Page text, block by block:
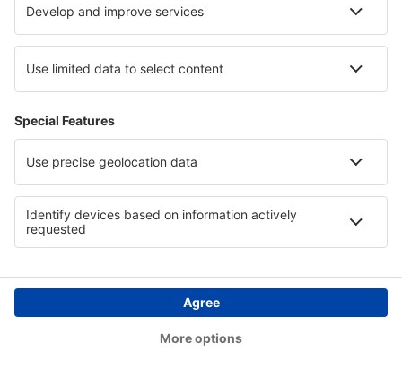
Hotels in Masuria Hotels in Razgrad
Hotels Smolyan province Hotels an den Victoriafällen
Copyright © eSkyTravel.de. Alle Rechte vorbehalten.